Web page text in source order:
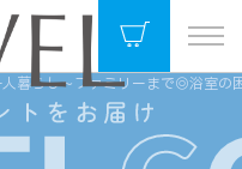
暮らし〜ファミリーまで◎浴室の